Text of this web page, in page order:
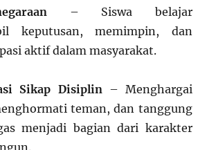
– Siswa belajar
keputusan, memimpin, dan
aktif dalam masyarakat.
Sikap Disiplin – Menghargai
teman, dan tanggung
menjadi bagian dari karakter